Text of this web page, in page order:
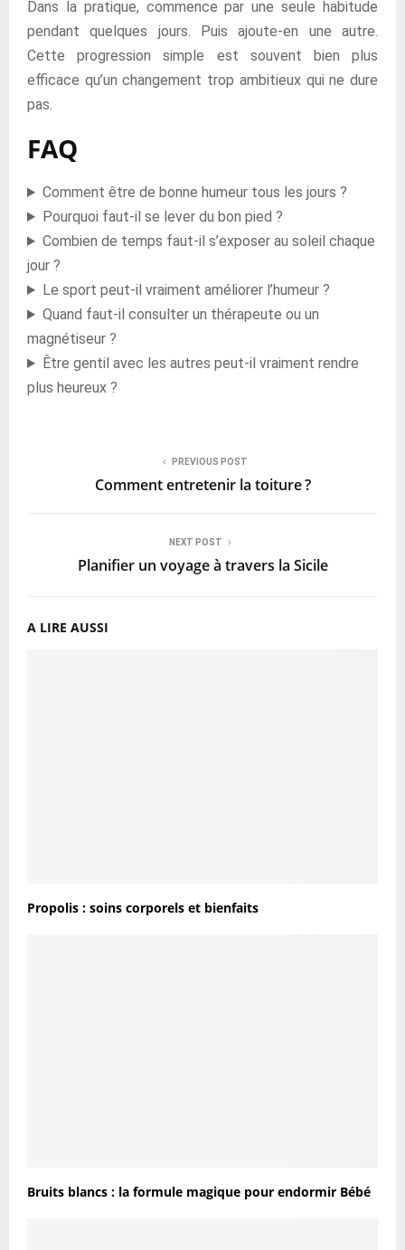
Dans la pratique, commence par une seule habitude
pendant quelques jours. Puis ajoute-en une autre.
Cette progression simple est souvent bien plus
efficace qu’un changement trop ambitieux qui ne dure
pas.
FAQ
Comment être de bonne humeur tous les jours ?
Pourquoi faut-il se lever du bon pied ?
Combien de temps faut-il s’exposer au soleil chaque
jour ?
Le sport peut-il vraiment améliorer l’humeur ?
Quand faut-il consulter un thérapeute ou un
magnétiseur ?
Être gentil avec les autres peut-il vraiment rendre
plus heureux ?
PREVIOUS POST
Comment entretenir la toiture ?
NEXT POST
Planifier un voyage à travers la Sicile
A LIRE AUSSI
Propolis : soins corporels et bienfaits
Bruits blancs : la formule magique pour endormir Bébé